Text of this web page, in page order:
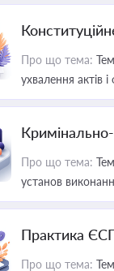
Про що тема:
ухвалення актів
Про що тема:
установ
Практика
Про що тема: